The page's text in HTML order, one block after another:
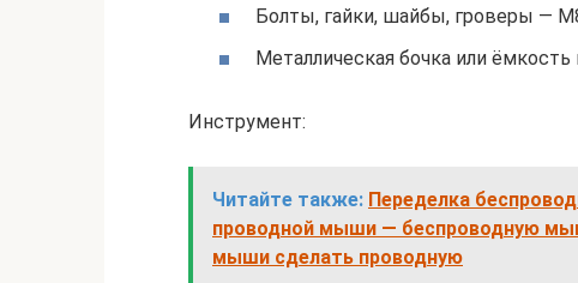
Болты, гайки, шайбы, гроверы —
Металлическая бочка или
Инструмент:
Читайте также: Переделка
проводной мыши — беспроводную
мыши сделать проводную